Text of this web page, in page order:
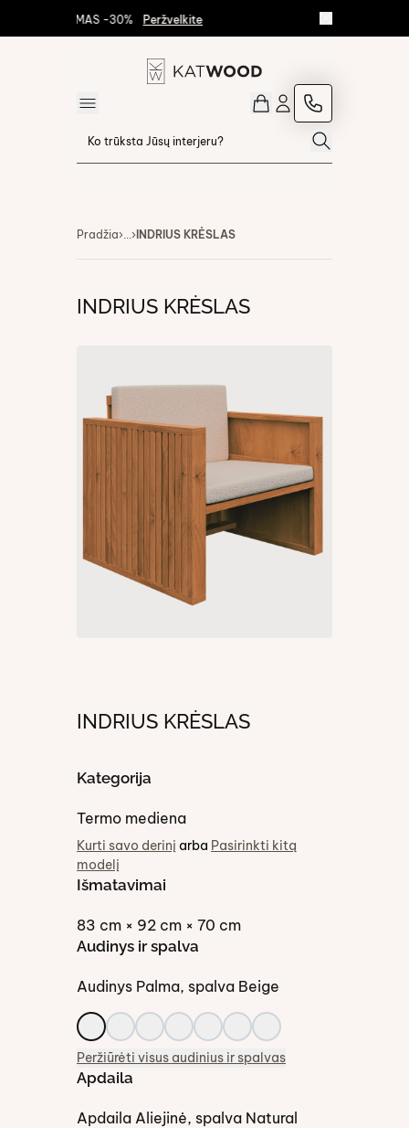
IŠPARDAVIMAS -30% Peržvelkite
Pradžia›...› INDRIUS KRĖSLAS
INDRIUS KRĖSLAS
INDRIUS KRĖSLAS
Kategorija
Termo mediena
Kurti savo derinį arba Pasirinkti kitą
modelį
Išmatavimai
83 cm × 92 cm × 70 cm
Audinys ir spalva
Audinys Palma, spalva Beige
Peržiūrėti visus audinius ir spalvas
Apdaila
Apdaila Aliejinė, spalva Natural